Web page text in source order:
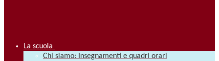
La scuola
Chi siamo: Insegnamenti e quadri orari